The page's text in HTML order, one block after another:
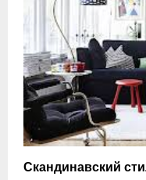
Скандинавский